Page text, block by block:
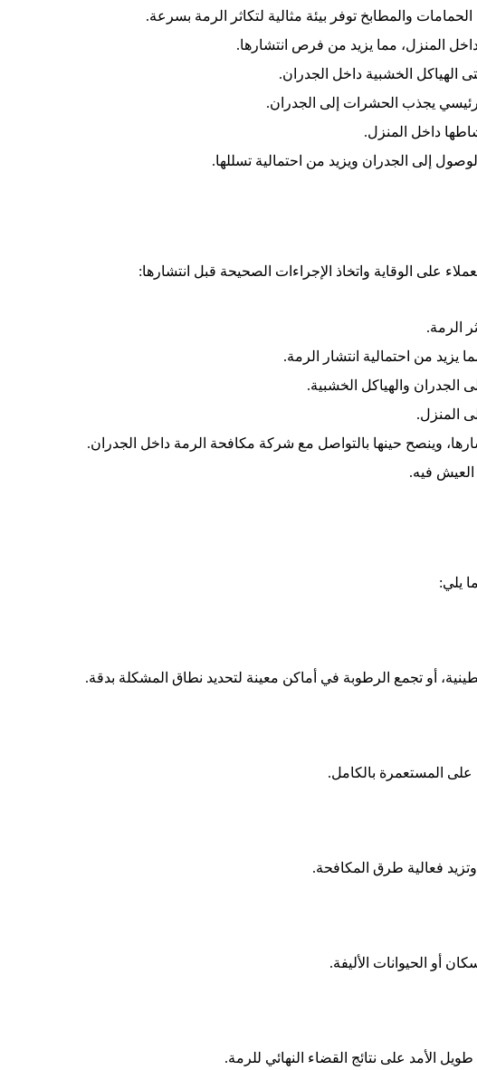
والمطابخ توفر بيئة مثالية لتكاثر الرمة بسرعة.
المنزل، مما يزيد من فرص انتشارها.
الهياكل الخشبية داخل الجدران.
رئيسي يجذب الحشرات إلى الجدران.
داخل المنزل.
إلى الجدران ويزيد من احتمالية تسللها.
على الوقاية واتخاذ الإجراءات الصحيحة قبل انتشارها:
الرمة.
يزيد من احتمالية انتشار الرمة.
الجدران والهياكل الخشبية.
المنزل.
وينصح حينها بالتواصل مع شركة مكافحة الرمة داخل الجدران.
العيش فيه.
يلي:
أو تجمع الرطوبة في أماكن معينة لتحديد نطاق المشكلة بدقة.
المستعمرة بالكامل.
فعالية طرق المكافحة.
أو الحيوانات الأليفة.
الأمد على نتائج القضاء النهائي للرمة.